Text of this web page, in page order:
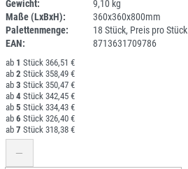
Gewicht:
9,10 kg
Maße (LxBxH):
360x360x800mm
Palettenmenge:
18 Stück, Preis pro Stück
EAN:
8713631709786
1
366,51 €
2
358,49 €
3
350,47 €
4
342,45 €
5
334,43 €
6
326,40 €
7
318,38 €